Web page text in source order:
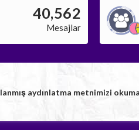
40,562
Mesajlar
aydınlatma metnimizi